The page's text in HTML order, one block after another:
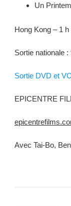
Un
Hong Kong – 1 h
Sortie nationale :
Sortie DVD et
EPICENTRE
Avec Tai-Bo,